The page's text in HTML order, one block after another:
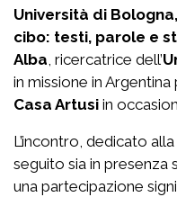
Università di
cibo: testi, parole e
Alba, ricercatrice dell’
in missione in
Casa Artusi in
L’incontro, dedicato
seguito sia in presenza
una partecipazione